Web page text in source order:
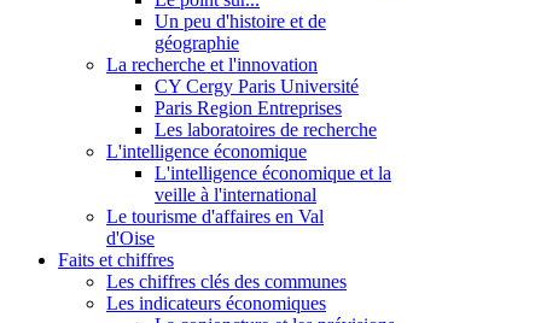
Un peu d'histoire et de
géographie
La recherche et l'innovation
CY Cergy Paris Université
Paris Region Entreprises
Les laboratoires de recherche
L'intelligence économique
L'intelligence économique et la
veille à l'international
Le tourisme d'affaires en Val
d'Oise
Faits et chiffres
Les chiffres clés des communes
Les indicateurs économiques